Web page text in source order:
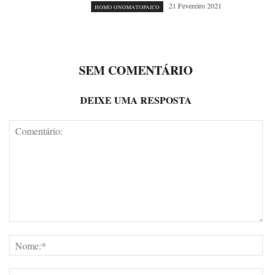
HOMO ONOMATOPAICO 21 Fevereiro 2021
SEM COMENTÁRIO
DEIXE UMA RESPOSTA